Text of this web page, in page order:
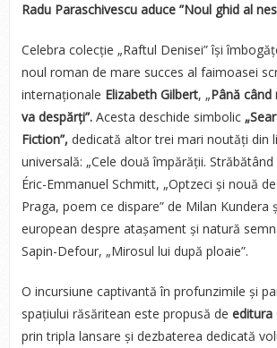
Radu Paraschivescu aduce ”Noul ghid al
Celebra colecție „Raftul Denisei” își
noul roman de mare succes al faimoasei
internaționale Elizabeth Gilbert, „Până când
va despărți”.Acesta deschide simbolic
Fiction”, dedicată altor trei mari noutăți din
universală: „Cele două împărății. Străbătând
Éric-Emmanuel Schmitt, „Optzeci și nouă
Praga, poem ce dispare” de Milan Kundera
european despre atașament și natură
Sapin-Defour, „Mirosul lui după ploaie”.
O incursiune captivantă în profunzimile și
spațiului răsăritean este propusă de editura
prin tripla lansare și dezbaterea dedicată